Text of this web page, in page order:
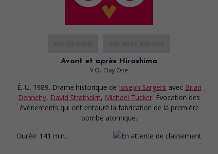
Avant et après Hiroshima
V.O.: Day One
É.-U. 1989. Drame historique de Joseph Sargent avec Brian
Dennehy, David Strathairn, Michael Tucker. Évocation des
événements qui ont entouré la fabrication de la première
bombe atomique.
Durée: 141 min.